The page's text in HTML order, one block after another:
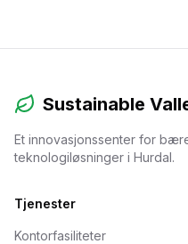
Sustainable
Et innovasjonssenter for
teknologiløsninger i Hurdal.
Tjenester
Kontorfasiliteter